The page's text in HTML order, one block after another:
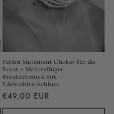
Perlen Statement Choker für die
Braut – Mehrreihiger
Brautschmuck mit
Edelstahlverschluss
Normaler
Preis
€49,00 EUR